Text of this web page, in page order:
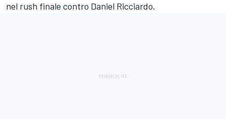
nel rush finale contro Daniel Ricciardo.